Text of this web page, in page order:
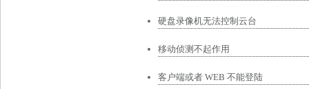
硬盘录像机无法控制云台
移动侦测不起作用
客户端或者 WEB 不能登陆